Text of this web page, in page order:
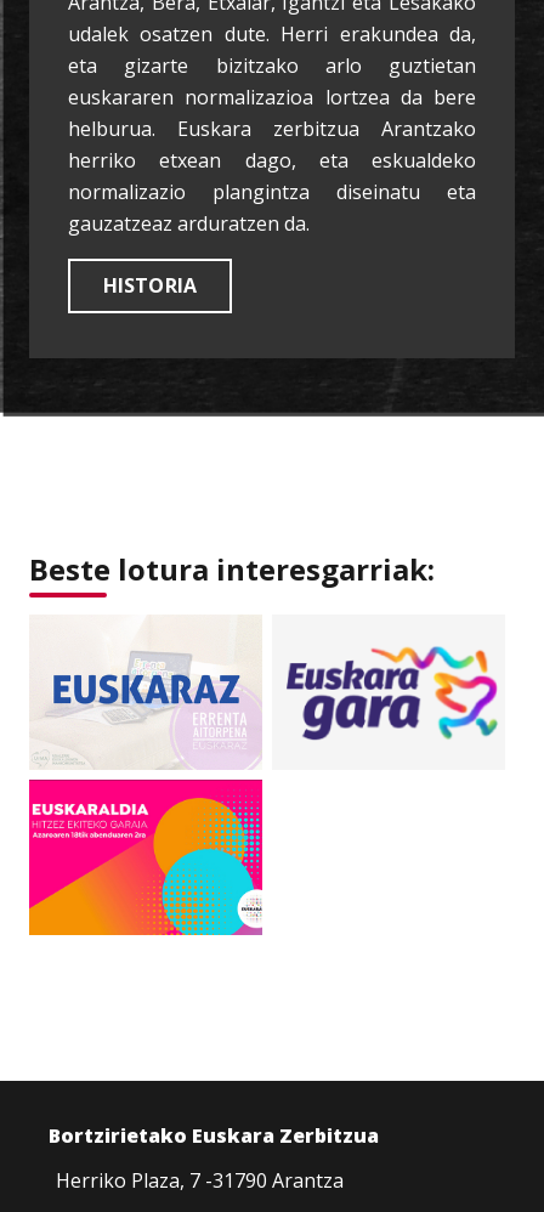
udalek osatzen dute. Herri erakundea da,
eta gizarte bizitzako arlo guztietan
euskararen normalizazioa lortzea da bere
helburua. Euskara zerbitzua Arantzako
herriko etxean dago, eta eskualdeko
normalizazio plangintza diseinatu eta
gauzatzeaz arduratzen da.
HISTORIA
Beste lotura interesgarriak:
Bortzirietako Euskara Zerbitzua
Herriko Plaza, 7 -31790 Arantza